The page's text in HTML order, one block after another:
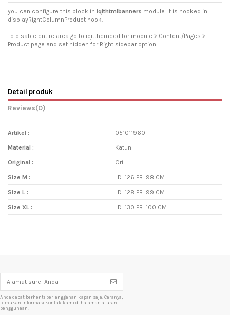
you can configure this block in iqithtmlbanners module. It is hooked in
displayRightColumnProduct hook.
To disable entire area go to iqitthemeeditor module > Content/Pages >
Product page and set hidden for Right sidebar option
Detail produk
Reviews(0)
Artikel : 051011960
Material : Katun
Original : Ori
Size M : LD: 126 PB: 98 CM
Size L : LD: 128 PB: 99 CM
Size XL : LD: 130 PB: 100 CM
Anda dapat berhenti berlangganan kapan saja. Caranya,
temukan informasi kontak kami di halaman aturan
penggunaan.